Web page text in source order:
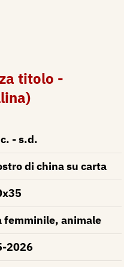
titolo -
- s.d.
di china su carta
femminile, animale
2026